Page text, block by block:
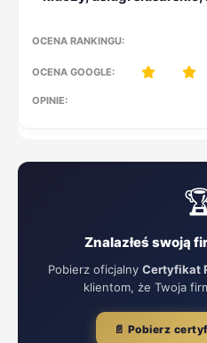
Znalazłeś swoją
Pobierz oficjalny Certyfikat
klientom, że Twoja
📄 Pobierz